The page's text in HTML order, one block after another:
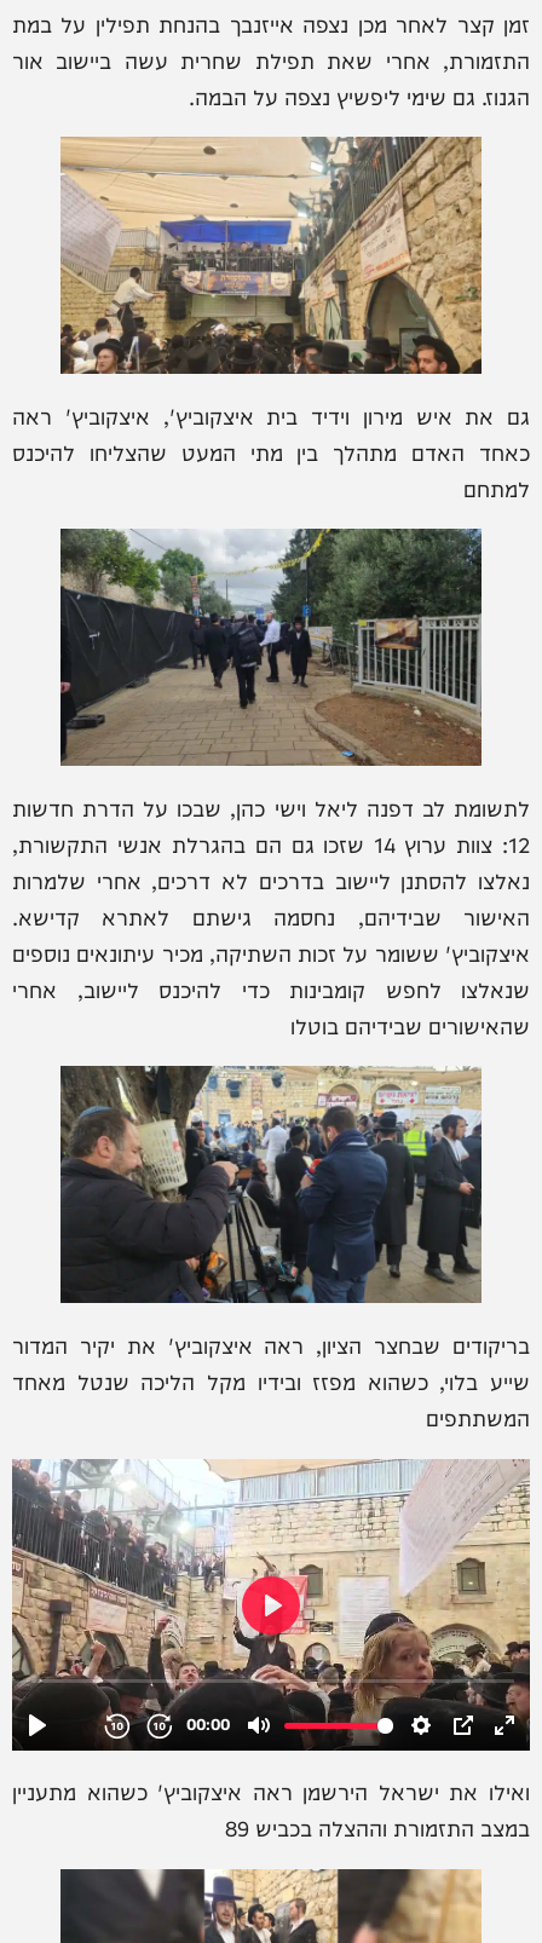
זמן קצר לאחר מכן נצפה אייזנבך בהנחת תפילין על במת
התזמורת, אחרי שאת תפילת שחרית עשה ביישוב אור
הגנוז. גם שימי ליפשיץ נצפה על הבמה.
גם את איש מירון וידיד בית איצקוביץ', איצקוביץ' ראה
כאחד האדם מתהלך בין מתי המעט שהצליחו להיכנס
למתחם
לתשומת לב דפנה ליאל וישי כהן, שבכו על הדרת חדשות
12: צוות ערוץ 14 שזכו גם הם בהגרלת אנשי התקשורת,
נאלצו להסתנן ליישוב בדרכים לא דרכים, אחרי שלמרות
האישור שבידיהם, נחסמה גישתם לאתרא קדישא.
איצקוביץ' ששומר על זכות השתיקה, מכיר עיתונאים נוספים
שנאלצו לחפש קומבינות כדי להיכנס ליישוב, אחרי
שהאישורים שבידיהם בוטלו
בריקודים שבחצר הציון, ראה איצקוביץ' את יקיר המדור
שייע בלוי, כשהוא מפזז ובידיו מקל הליכה שנטל מאחד
המשתתפים
ואילו את ישראל הירשמן ראה איצקוביץ' כשהוא מתעניין
במצב התזמורת וההצלה בכביש 89